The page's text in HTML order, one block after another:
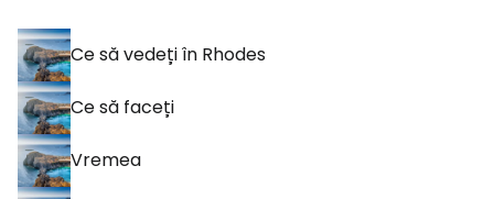
Ce să vedeți în Rhodes
Ce să faceți
Vremea